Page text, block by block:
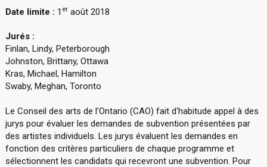
Date limite : 1 eraoût 2018
Jurés :
Finlan, Lindy, Peterborough
Johnston, Brittany, Ottawa
Kras, Michael, Hamilton
Swaby, Meghan, Toronto
Le Conseil des arts de l'Ontario (CAO) fait d'habitude appel à des
jurys pour évaluer les demandes de subvention présentées par
des artistes individuels. Les jurys évaluent les demandes en
fonction des critères particuliers de chaque programme et
sélectionnent les candidats qui recevront une subvention. Pour